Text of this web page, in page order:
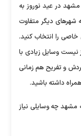
مشهد در عید نوروز به
شهر‌های دیگر متفاوت
را انتخاب کنید.
نیست وسایل زیادی با
گردش و تفریح هم زمانی
داشته باشید.
مشهد چه وسایلی نیاز